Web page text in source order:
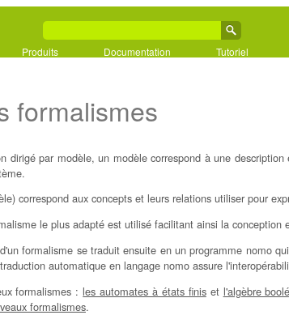
Produits Documentation Tutoriel
formalismes
dirigé par modèle, un modèle correspond à une
correspond aux concepts et leurs relations utiliser pour
le plus adapté est utilisé facilitant ainsi la conception
formalisme se traduit ensuite en un programme nomo
automatique en langage nomo assure
formalismes :les automates à états finiset l'algèbre
formalismes.